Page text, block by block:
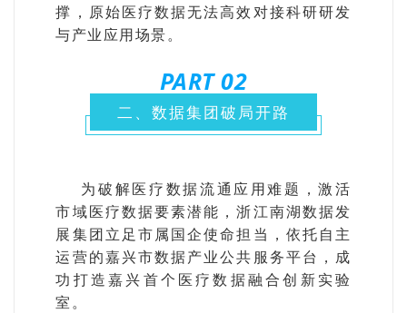
撑，原始医疗数据无法高效对接科研研发
与产业应用场景。
PART 02
二、数据集团破局开路
为破解医疗数据流通应用难题，激活
市域医疗数据要素潜能，浙江南湖数据发
展集团立足市属国企使命担当，依托自主
运营的嘉兴市数据产业公共服务平台，成
功打造嘉兴首个医疗数据融合创新实验
室。